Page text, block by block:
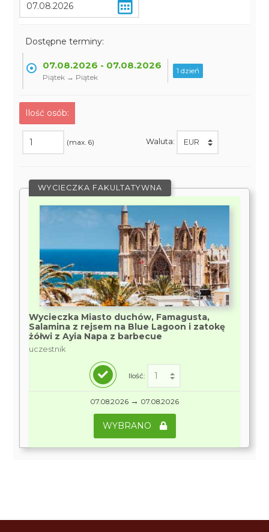
Dostępne terminy:
07.08.2026 - 07.08.2026
Piątek → Piątek
1 dzień
Ilość osób:
(max. 6) Waluta:
WYCIECZKA FAKULTATYWNA
Wycieczka Miasto duchów, Famagusta,
Salamina z rejsem na Blue Lagoon i zatokę
żółwi z Ayia Napa z barbecue
uczestnik
Ilość:
07.08.2026 → 07.08.2026
WYBRANO